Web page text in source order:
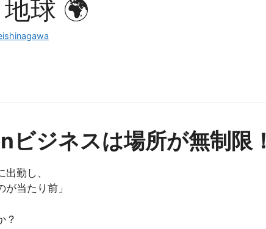
球 🌍
ビジネスは場所が無制限！
出勤し、
当たり前」
？